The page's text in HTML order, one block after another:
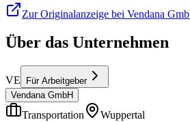
Zur Originalanzeige bei Vendana
Über das Unternehmen
VE
Für Arbeitgeber
Vendana GmbH
Transportation
Wuppertal